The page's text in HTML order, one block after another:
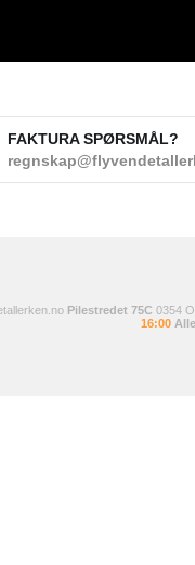
FAKTURA SPØRSMÅL?
Pilestredet 75C 0354
16:00